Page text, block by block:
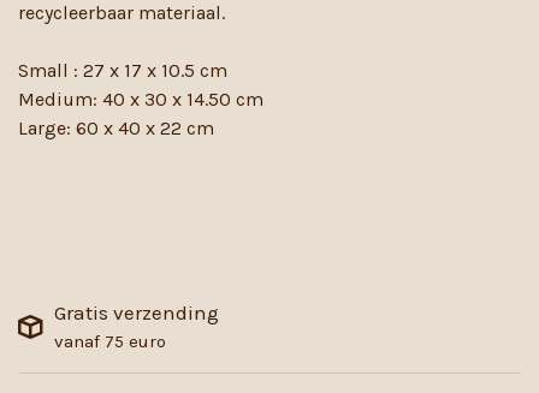
recycleerbaar materiaal.
Small : 27 x 17 x 10.5 cm
Medium: 40 x 30 x 14.50 cm
Large: 60 x 40 x 22 cm
Gratis verzending
vanaf 75 euro